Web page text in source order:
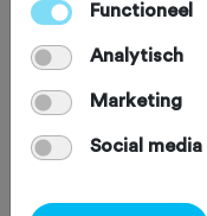
Wat vond je van
Wat vond je
Functioneel
Analytisch
Marketing
Social media